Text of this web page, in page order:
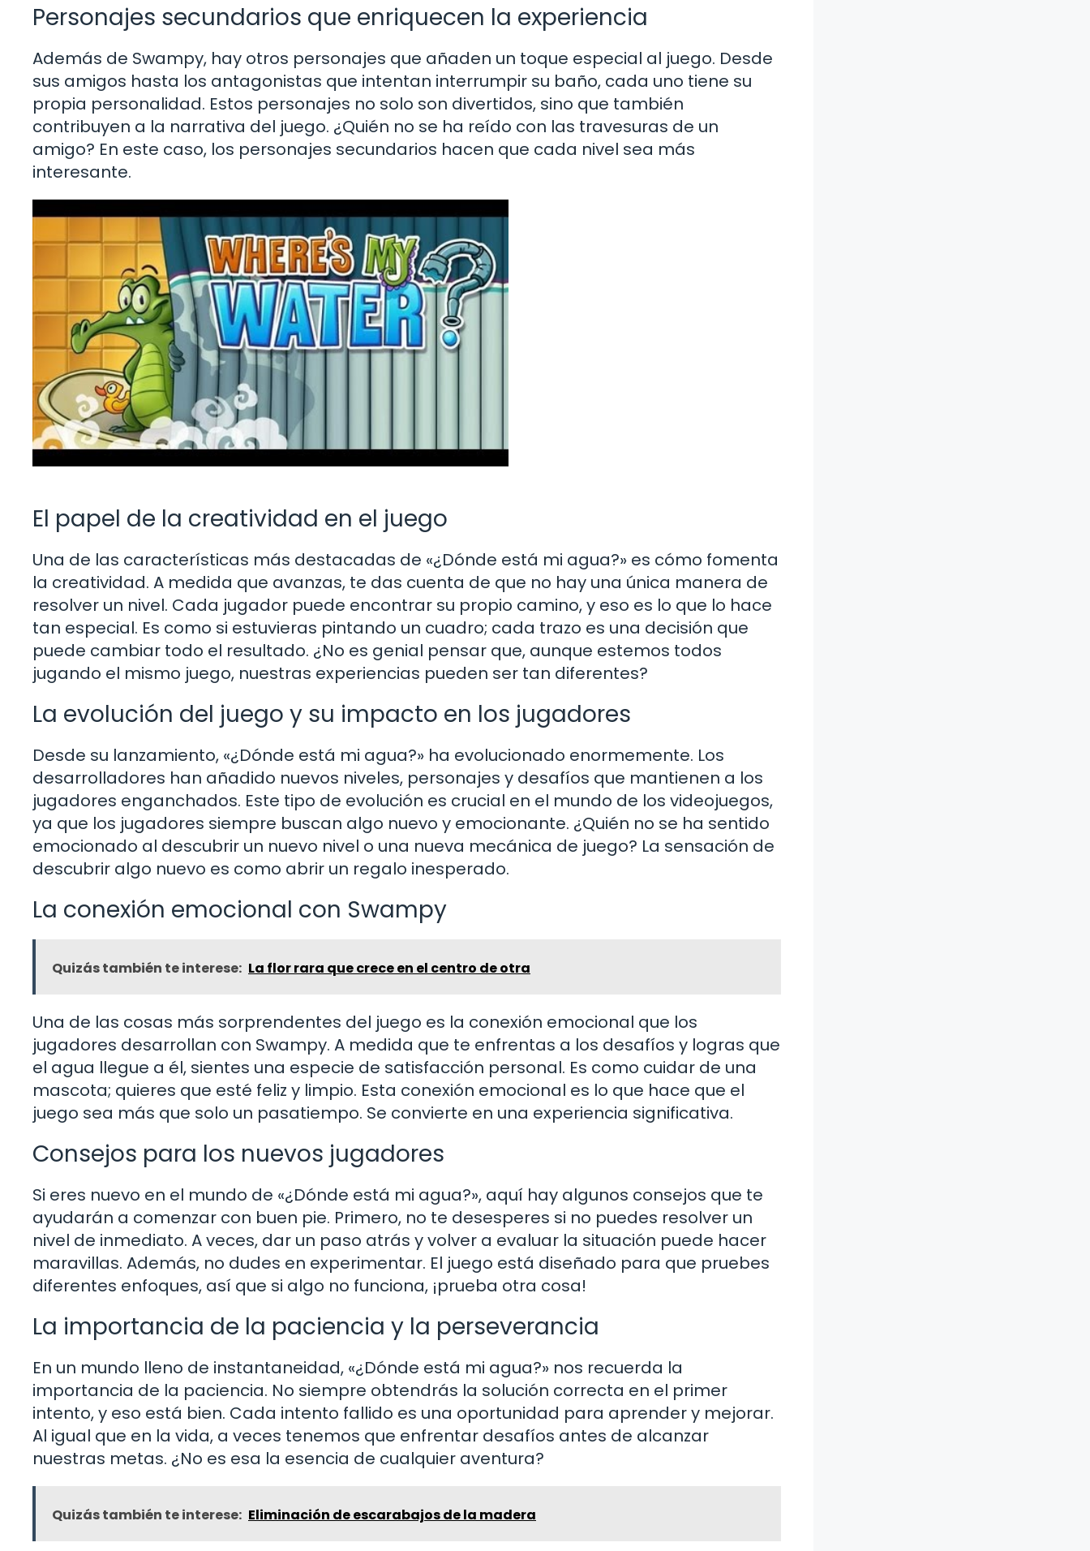
Personajes secundarios que enriquecen la experiencia
Además de Swampy, hay otros personajes que añaden un toque especial al juego. Desde
sus amigos hasta los antagonistas que intentan interrumpir su baño, cada uno tiene su
propia personalidad. Estos personajes no solo son divertidos, sino que también
contribuyen a la narrativa del juego. ¿Quién no se ha reído con las travesuras de un
amigo? En este caso, los personajes secundarios hacen que cada nivel sea más
interesante.
El papel de la creatividad en el juego
Una de las características más destacadas de «¿Dónde está mi agua?» es cómo fomenta
la creatividad. A medida que avanzas, te das cuenta de que no hay una única manera de
resolver un nivel. Cada jugador puede encontrar su propio camino, y eso es lo que lo hace
tan especial. Es como si estuvieras pintando un cuadro; cada trazo es una decisión que
puede cambiar todo el resultado. ¿No es genial pensar que, aunque estemos todos
jugando el mismo juego, nuestras experiencias pueden ser tan diferentes?
La evolución del juego y su impacto en los jugadores
Desde su lanzamiento, «¿Dónde está mi agua?» ha evolucionado enormemente. Los
desarrolladores han añadido nuevos niveles, personajes y desafíos que mantienen a los
jugadores enganchados. Este tipo de evolución es crucial en el mundo de los videojuegos,
ya que los jugadores siempre buscan algo nuevo y emocionante. ¿Quién no se ha sentido
emocionado al descubrir un nuevo nivel o una nueva mecánica de juego? La sensación de
descubrir algo nuevo es como abrir un regalo inesperado.
La conexión emocional con Swampy
Quizás también te interese: La flor rara que crece en el centro de otra
Una de las cosas más sorprendentes del juego es la conexión emocional que los
jugadores desarrollan con Swampy. A medida que te enfrentas a los desafíos y logras que
el agua llegue a él, sientes una especie de satisfacción personal. Es como cuidar de una
mascota; quieres que esté feliz y limpio. Esta conexión emocional es lo que hace que el
juego sea más que solo un pasatiempo. Se convierte en una experiencia significativa.
Consejos para los nuevos jugadores
Si eres nuevo en el mundo de «¿Dónde está mi agua?», aquí hay algunos consejos que te
ayudarán a comenzar con buen pie. Primero, no te desesperes si no puedes resolver un
nivel de inmediato. A veces, dar un paso atrás y volver a evaluar la situación puede hacer
maravillas. Además, no dudes en experimentar. El juego está diseñado para que pruebes
diferentes enfoques, así que si algo no funciona, ¡prueba otra cosa!
La importancia de la paciencia y la perseverancia
En un mundo lleno de instantaneidad, «¿Dónde está mi agua?» nos recuerda la
importancia de la paciencia. No siempre obtendrás la solución correcta en el primer
intento, y eso está bien. Cada intento fallido es una oportunidad para aprender y mejorar.
Al igual que en la vida, a veces tenemos que enfrentar desafíos antes de alcanzar
nuestras metas. ¿No es esa la esencia de cualquier aventura?
Quizás también te interese: Eliminación de escarabajos de la madera